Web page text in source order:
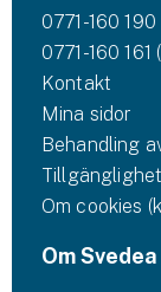
0771-160
0771-160
Kontakt
Mina sidor
Behandling
Om cookies
Om Svedea